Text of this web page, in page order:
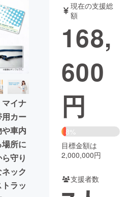
ジェット
書籍・雑誌
チャレンジ
活性化
Good
CAMPFIRE Creation
納税machi-ya コミュニティ
イナ
カー
車内
所に
守り
ック
ラッ
現在の支援総
額
168,
600
円
8%
目標金額は
2,000,000円
支援者数